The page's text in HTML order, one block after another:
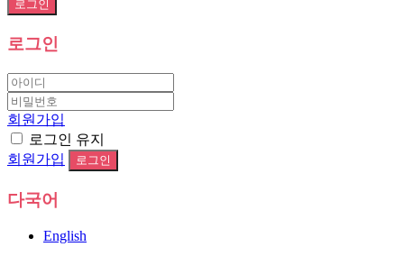
로그인
회원가입
로그인 유지
회원가입
다국어
English